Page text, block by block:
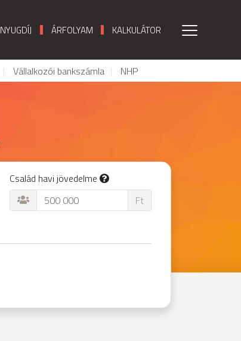
NYUGDÍJ ÁRFOLYAM KALKULÁTOR
Vállalkozói bankszámla NHP
Család havi jövedelme
Ft